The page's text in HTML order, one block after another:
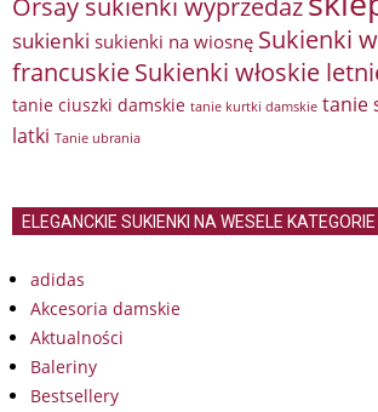
sukienki sukienki na wiosnę Sukienki
francuskieSukienki włoskie
tanie ciuszki damskie tanie kurtki damskie tanie
latki Tanie ubrania
ELEGANCKIE SUKIENKI NA WESELE KATEGORIE
adidas
Akcesoria damskie
Aktualności
Baleriny
Bestsellery